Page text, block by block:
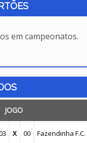
em campeonatos.
JOGO
X 00 Fazendinha F.C.